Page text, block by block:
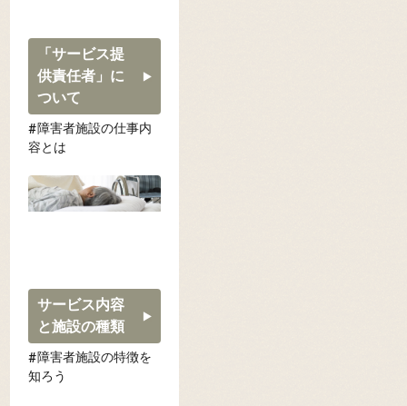
「サービス提
供責任者」に
ついて
障害者施設の仕事内
容とは
サービス内容
と施設の種類
障害者施設の特徴を
知ろう